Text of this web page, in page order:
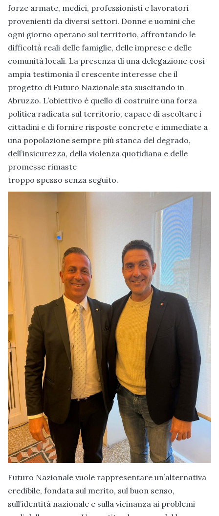
forze armate, medici, professionisti e lavoratori
provenienti da diversi settori. Donne e uomini che
ogni giorno operano sul territorio, affrontando le
difficoltà reali delle famiglie, delle imprese e delle
comunità locali. La presenza di una delegazione così
ampia testimonia il crescente interesse che il
progetto di Futuro Nazionale sta suscitando in
Abruzzo. L’obiettivo è quello di costruire una forza
politica radicata sul territorio, capace di ascoltare i
cittadini e di fornire risposte concrete e immediate a
una popolazione sempre più stanca del degrado,
dell’insicurezza, della violenza quotidiana e delle
promesse rimaste
troppo spesso senza seguito.
Futuro Nazionale vuole rappresentare un’alternativa
credibile, fondata sul merito, sul buon senso,
sull’identità nazionale e sulla vicinanza ai problemi